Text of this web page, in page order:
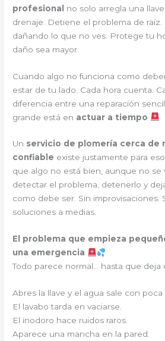
profesional
no solo arregla una
drenaje. Detiene el problema de raíz.
dañando lo que no ves. Protege tu
daño sea mayor.
Cuando algo no funciona como
estar de tu lado. Cada hora cuenta.
diferencia entre una reparación
grande está en actuar a tiempo
Un servicio de plomería cerca de
confiable existe justamente para
que algo no está bien, aunque no se
detectar el problema, detenerlo y
como debe ser. Sin improvisaciones.
soluciones a medias.
El problema que empieza
una emergencia
Todo parece normal… hasta que deja
Abres la llave y el agua sale con poca
El lavabo tarda en vaciarse.
El inodoro hace ruidos raros.
Aparece una mancha en la pared.